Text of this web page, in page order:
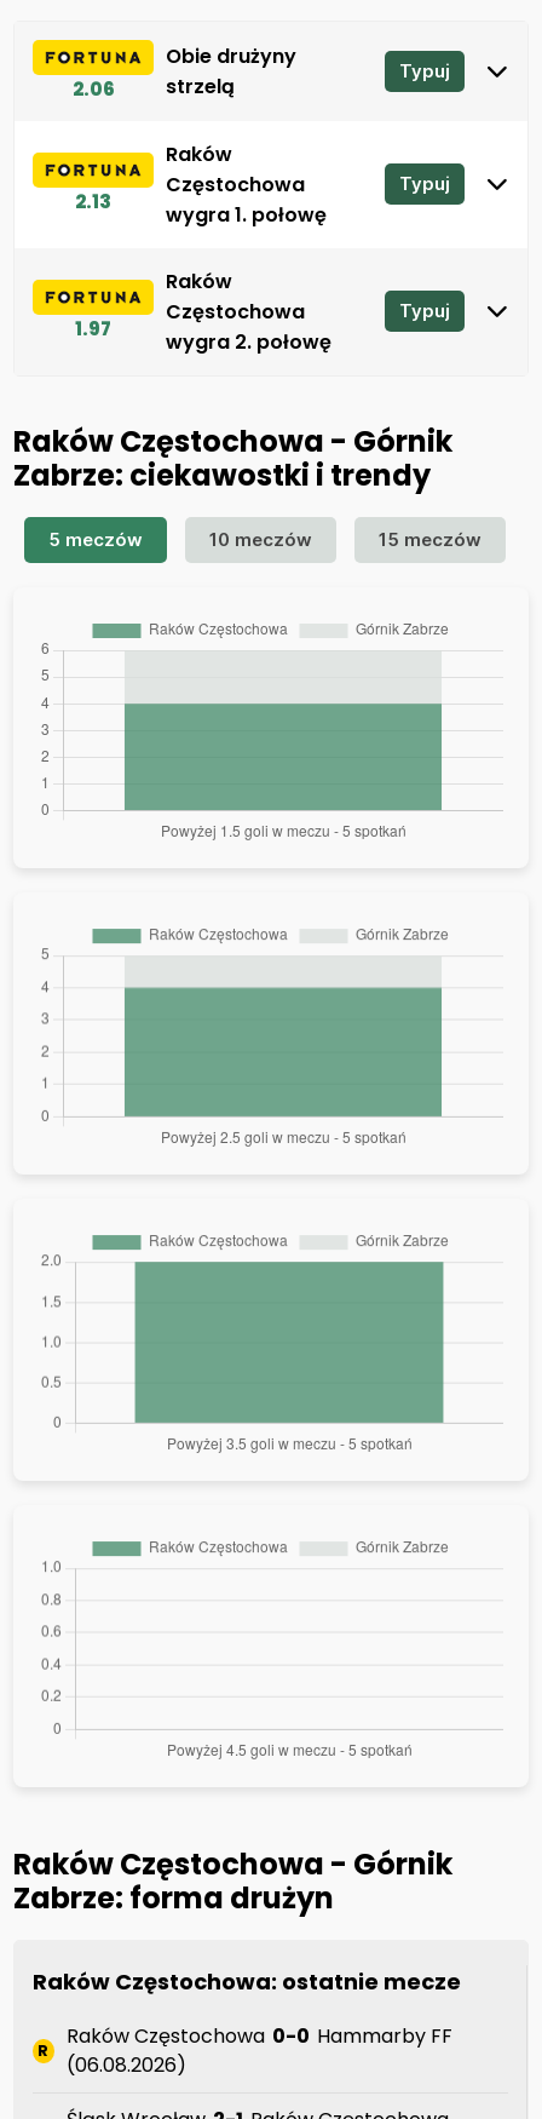
2.06
Obie drużyny
strzelą
Typuj
2.13
Raków
Częstochowa
wygra 1. połowę
Typuj
1.97
Raków
Częstochowa
wygra 2. połowę
Typuj
Raków Częstochowa - Górnik
Zabrze: ciekawostki i trendy
5 meczów 10 meczów 15 meczów
Raków Częstochowa - Górnik
Zabrze: forma drużyn
Raków Częstochowa: ostatnie mecze
R
Raków Częstochowa 0-0 Hammarby FF
(06.08.2026)